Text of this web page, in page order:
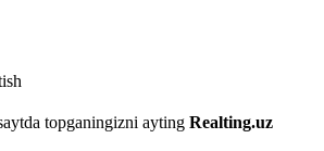
topganingizni ayting Realting.uz